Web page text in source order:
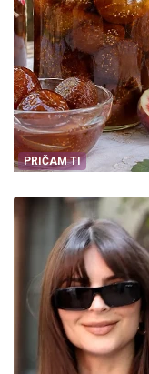
PRIČAM TI